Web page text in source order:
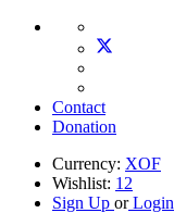
Contact
Donation
Currency: XOF
Wishlist: 12
Sign Up orLogin